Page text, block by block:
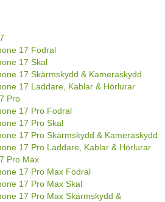
17 Fodral
17 Skal
17 Skärmskydd & Kameraskydd
17 Laddare, Kablar & Hörlurar
Pro
17 Pro Fodral
17 Pro Skal
17 Pro Skärmskydd & Kameraskydd
17 Pro Laddare, Kablar & Hörlurar
Pro Max
17 Pro Max Fodral
17 Pro Max Skal
17 Pro Max Skärmskydd &